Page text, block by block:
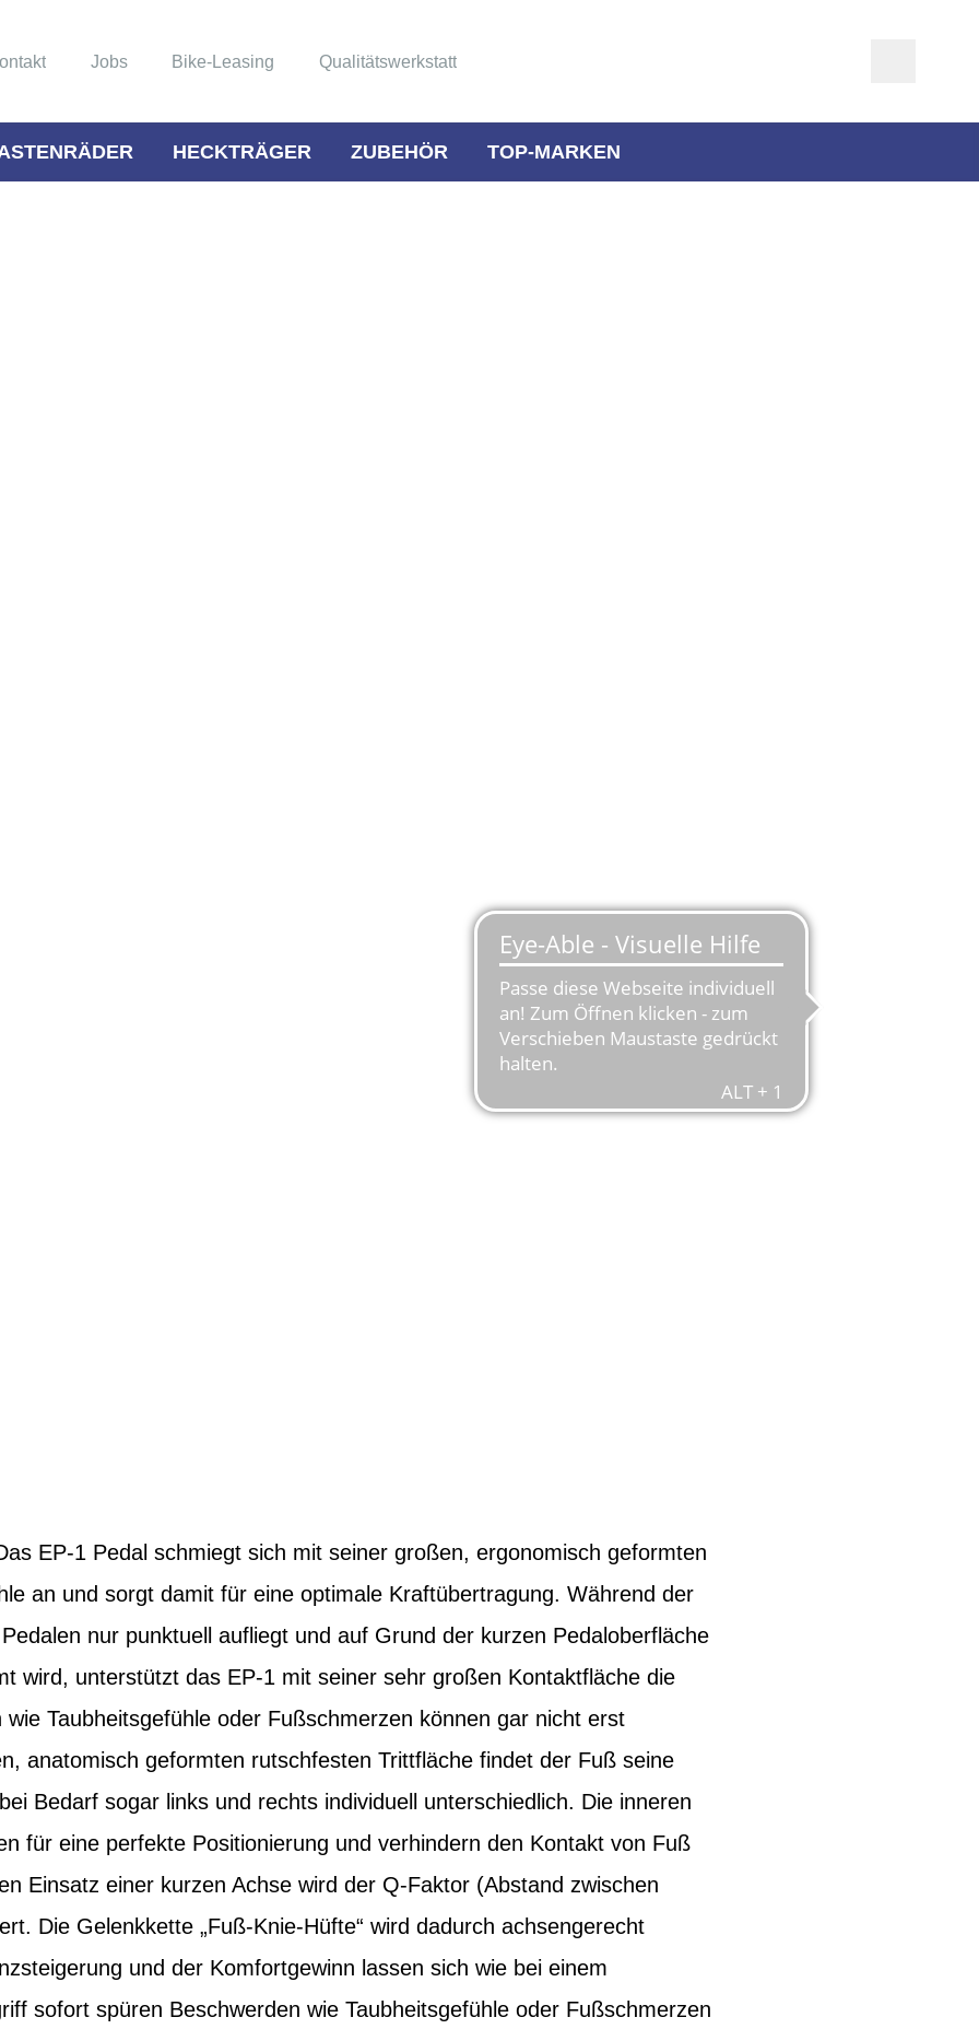
Jobs Bike-Leasing Qualitätswerkstatt
HECKTRÄGER ZUBEHÖR TOP-MARKEN
EP-1 Pedal schmiegt sich mit seiner großen, ergonomisch geformten
an und sorgt damit für eine optimale Kraftübertragung. Während der
nur punktuell aufliegt und auf Grund der kurzen Pedaloberfläche
wird, unterstützt das EP-1 mit seiner sehr großen Kontaktfläche die
Taubheitsgefühle oder Fußschmerzen können gar nicht erst
anatomisch geformten rutschfesten Trittfläche findet der Fuß seine
Bedarf sogar links und rechts individuell unterschiedlich. Die inneren
für eine perfekte Positionierung und verhindern den Kontakt von Fuß
Einsatz einer kurzen Achse wird der Q-Faktor (Abstand zwischen
Die Gelenkkette „Fuß-Knie-Hüfte“ wird dadurch achsengerecht
und der Komfortgewinn lassen sich wie bei einem
sofort spüren Beschwerden wie Taubheitsgefühle oder Fußschmerzen